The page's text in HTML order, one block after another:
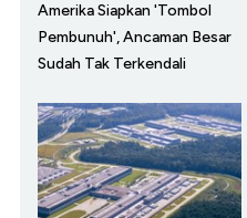
Amerika Siapkan 'Tombol
Pembunuh', Ancaman Besar
Sudah Tak Terkendali